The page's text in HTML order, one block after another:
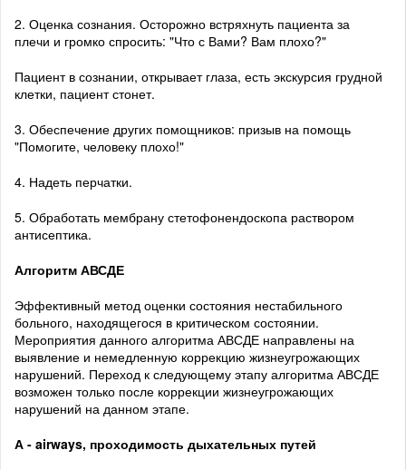
2. Оценка сознания. Осторожно встряхнуть пациента за
плечи и громко спросить: "Что с Вами? Вам плохо?"
Пациент в сознании, открывает глаза, есть экскурсия грудной
клетки, пациент стонет.
3. Обеспечение других помощников: призыв на помощь
"Помогите, человеку плохо!"
4. Надеть перчатки.
5. Обработать мембрану стетофонендоскопа раствором
антисептика.
Алгоритм АВСДЕ
Эффективный метод оценки состояния нестабильного
больного, находящегося в критическом состоянии.
Мероприятия данного алгоритма АВСДЕ направлены на
выявление и немедленную коррекцию жизнеугрожающих
нарушений. Переход к следующему этапу алгоритма АВСДЕ
возможен только после коррекции жизнеугрожающих
нарушений на данном этапе.
А - airways, проходимость дыхательных путей